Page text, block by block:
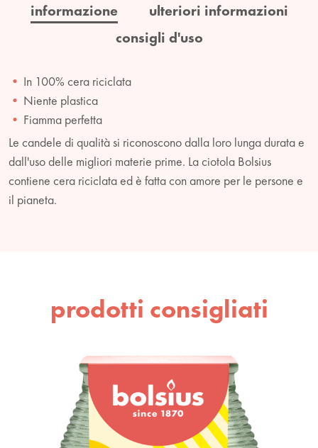
informazione
ulteriori informazioni
consigli d'uso
In 100% cera riciclata
Niente plastica
Fiamma perfetta
Le candele di qualità si riconoscono dalla loro lunga durata e
dall'uso delle migliori materie prime. La ciotola Bolsius
contiene cera riciclata ed è fatta con amore per le persone e
il pianeta.
prodotti consigliati